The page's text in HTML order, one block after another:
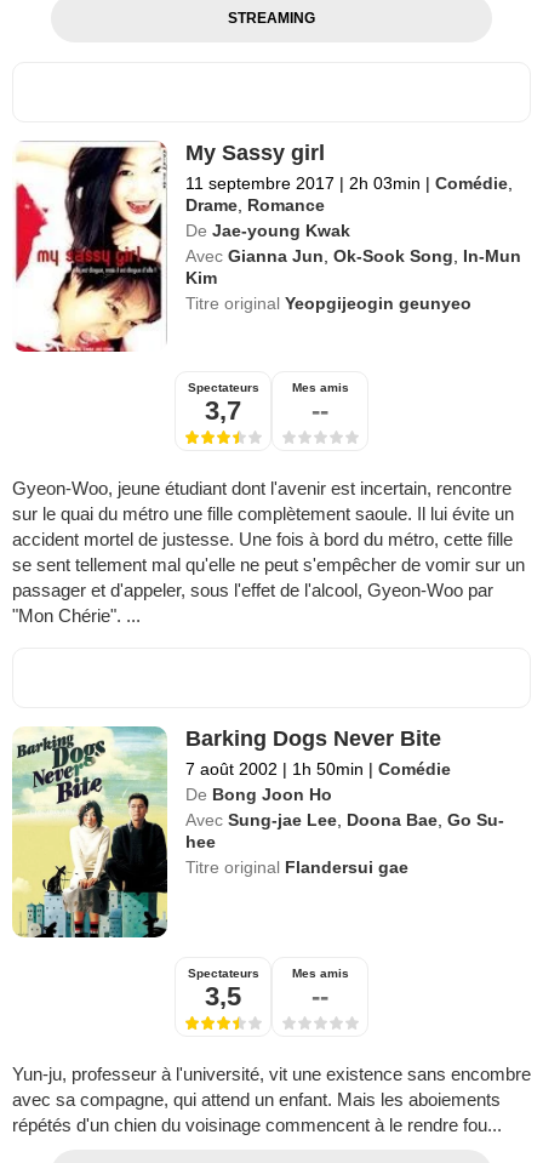
STREAMING
My Sassy girl
11 septembre 2017 | 2h 03min | Comédie
Drame Romance
De Jae-young Kwak
Avec Gianna Jun ,Ok-Sook Song
In-Mun
Kim
Titre originalYeopgijeogin geunyeo
Spectateurs
3,7
Mes amis
--
Gyeon-Woo, jeune étudiant dont l'avenir est incertain, rencontre
sur le quai du métro une fille complètement saoule. Il lui évite un
accident mortel de justesse. Une fois à bord du métro, cette fille
se sent tellement mal qu'elle ne peut s'empêcher de vomir sur un
passager et d'appeler, sous l'effet de l'alcool, Gyeon-Woo par
"Mon Chérie". ...
Barking Dogs Never Bite
7 août 2002 | 1h 50min | Comédie
De Bong Joon Ho
Avec Sung-jae Lee Doona Bae ,Go Su-
hee
Titre original Flandersui gae
Spectateurs
3,5
Mes amis
--
Yun-ju, professeur à l'université, vit une existence sans encombre
avec sa compagne, qui attend un enfant. Mais les aboiements
répétés d'un chien du voisinage commencent à le rendre fou...